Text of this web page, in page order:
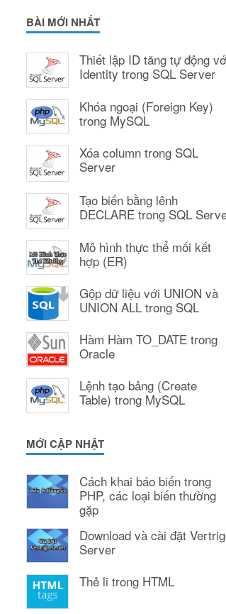
BÀI MỚI NHẤT
Thiết lập ID tăng tự động
Identity trong SQL Server
Khóa ngoại (Foreign Key)
trong MySQL
Xóa column trong SQL
Server
Tạo biến bằng lênh
DECLARE trong SQL
Mô hình thực thể mối kết
hợp (ER)
Gộp dữ liệu với UNION và
UNION ALL trong SQL
Hàm Hàm TO_DATE trong
Oracle
Lệnh tạo bảng (Create
Table) trong MySQL
MỚI CẬP NHẬT
Cách khai báo biến trong
PHP, các loại biến thường
gặp
Download và cài đặt
Server
Thẻ li trong HTML